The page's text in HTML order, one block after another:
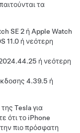
τα
SE 2 ή Apple Watch
11.0 ή νεότερη
ή νεότερη
4.39.5 ή
Tesla για
ότι το iPhone
πιο πρόσφατη